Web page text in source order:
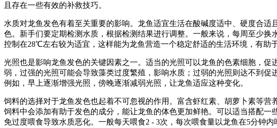
且存在一些有效的补救技巧。
水质对龙鱼发色有着至关重要的影响。龙鱼适宜生活在酸碱度适中、硬度合
色。新手们要定期检测水质，根据检测结果进行调整。一般来说，每周至少
控制在28℃左右较为适宜，这样能为龙鱼营造一个稳定舒适的生活环境，有助
光照也是影响龙鱼发色的关键因素之一。适当的光照可以龙鱼的色素细胞，
弱，过强的光照可能会导致藻类过度繁殖，影响水质；过弱的光照则达不到
例如，早上逐渐增强光照，傍晚逐渐减弱光照，让龙鱼适应这种变化。
饲料的选择对于龙鱼发色也起着不可忽视的作用。富含虾红素、胡萝卜素等
饲料中会添加有助于发色的成分，能让龙鱼的体色更加鲜艳。可以适当搭配
免过度喂食导致水质恶化。一般每天喂食2 - 3次，每次喂食量以龙鱼在5分钟内